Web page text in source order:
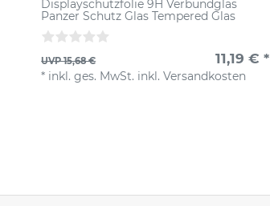
Displayschutzfolie 9H Verbundglas
Panzer Schutz Glas Tempered Glas
UVP 15,68 € 11,19 € *
* inkl. ges. MwSt. inkl.Versandkosten